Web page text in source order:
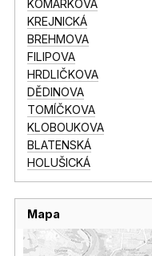
KOMÁRKOVA
KREJNICKÁ
BREHMOVA
FILIPOVA
HRDLIČKOVA
DĚDINOVA
TOMÍČKOVA
KLOBOUKOVA
BLATENSKÁ
HOLUŠICKÁ
Mapa